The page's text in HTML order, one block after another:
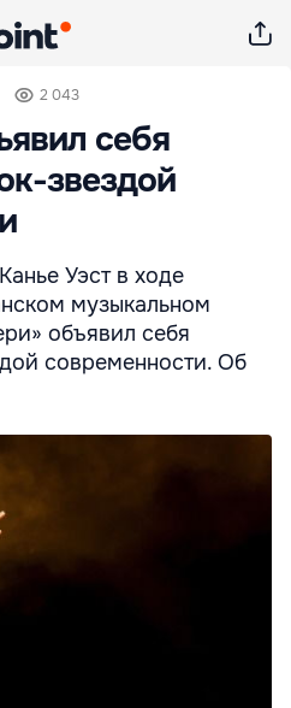
2 043
себя
звездой
Уэст в ходе
музыкальном
объявил себя
современности. Об